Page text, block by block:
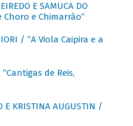
E SAMUCA DO
Choro e Chimarrão”
/ “A Viola Caipira e a
de Reis,
E KRISTINA AUGUSTIN /